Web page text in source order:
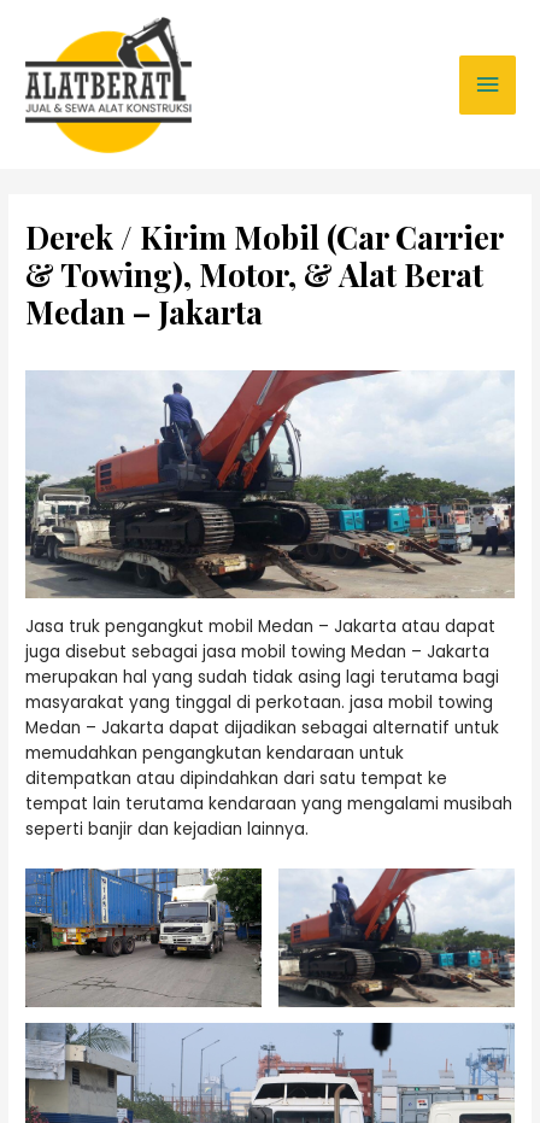
Derek / Kirim Mobil (Car Carrier
& Towing), Motor, & Alat Berat
Medan – Jakarta
Jasa truk pengangkut mobil Medan – Jakarta atau dapat
juga disebut sebagai jasa mobil towing Medan – Jakarta
merupakan hal yang sudah tidak asing lagi terutama bagi
masyarakat yang tinggal di perkotaan. jasa mobil towing
Medan – Jakarta dapat dijadikan sebagai alternatif untuk
memudahkan pengangkutan kendaraan untuk
ditempatkan atau dipindahkan dari satu tempat ke
tempat lain terutama kendaraan yang mengalami musibah
seperti banjir dan kejadian lainnya.